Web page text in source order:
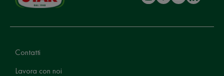
Contatti
Lavora con noi